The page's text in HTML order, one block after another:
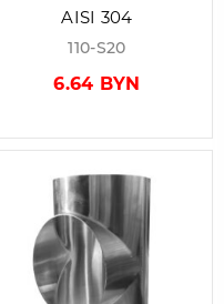
AISI 304
110-S20
6.64 BYN